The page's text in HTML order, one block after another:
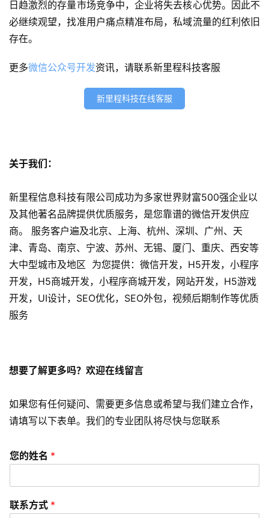
发
s
o
营
P
P
开
发
短
视
讯
享
见
问
联
日趋激烈的存量市场竞争中，企业将失去核心优势。因此不
必继续观望，找准用户痛点精准布局，私域流量的红利依旧
存在。
更多微信公众号开发资讯，请联系新里程科技客服
新里程科技在线客服
关于我们：
新里程信息科技有限公司成功为多家世界财富500强企业以
及其他著名品牌提供优质服务，是您靠谱的微信开发供应
商。 服务客户遍及北京、上海、杭州、深圳、广州、天
津、青岛、南京、宁波、苏州、无锡、厦门、重庆、西安等
大中型城市及地区 为您提供：微信开发，H5开发，小程序
开发，H5商城开发，小程序商城开发，网站开发，H5游戏
开发，UI设计，SEO优化，SEO外包，视频后期制作等优质
服务
想要了解更多吗？欢迎在线留言
如果您有任何疑问、需要更多信息或希望与我们建立合作，
请填写以下表单。我们的专业团队将尽快与您联系
您的姓名 *
联系方式 *